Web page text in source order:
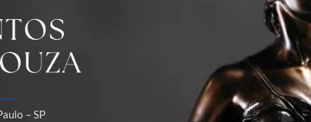
– SP